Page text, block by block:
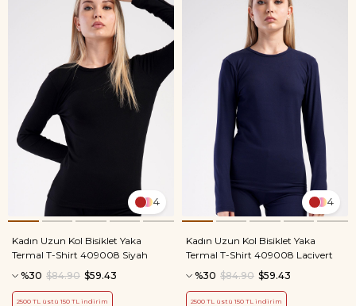
4
Kadın Uzun Kol Bisiklet Yaka
Termal T-Shirt 409008 Siyah
%30
$59.43
$84.90
2500 TL üstü 150 TL indirim
4
Kadın Uzun Kol Bisiklet Yaka
Termal T-Shirt 409008 Lacivert
%30
$59.43
$84.90
2500 TL üstü 150 TL indirim